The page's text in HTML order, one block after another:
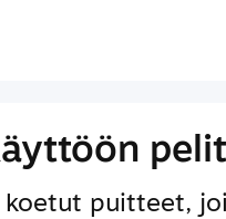
koetut puitteet,